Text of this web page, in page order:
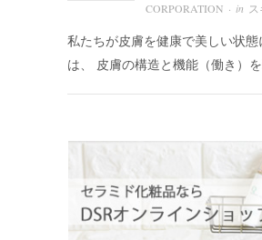
CORPORATION · in
私たちが皮膚を健康で美しい状態
は、 皮膚の構造と機能（働き）